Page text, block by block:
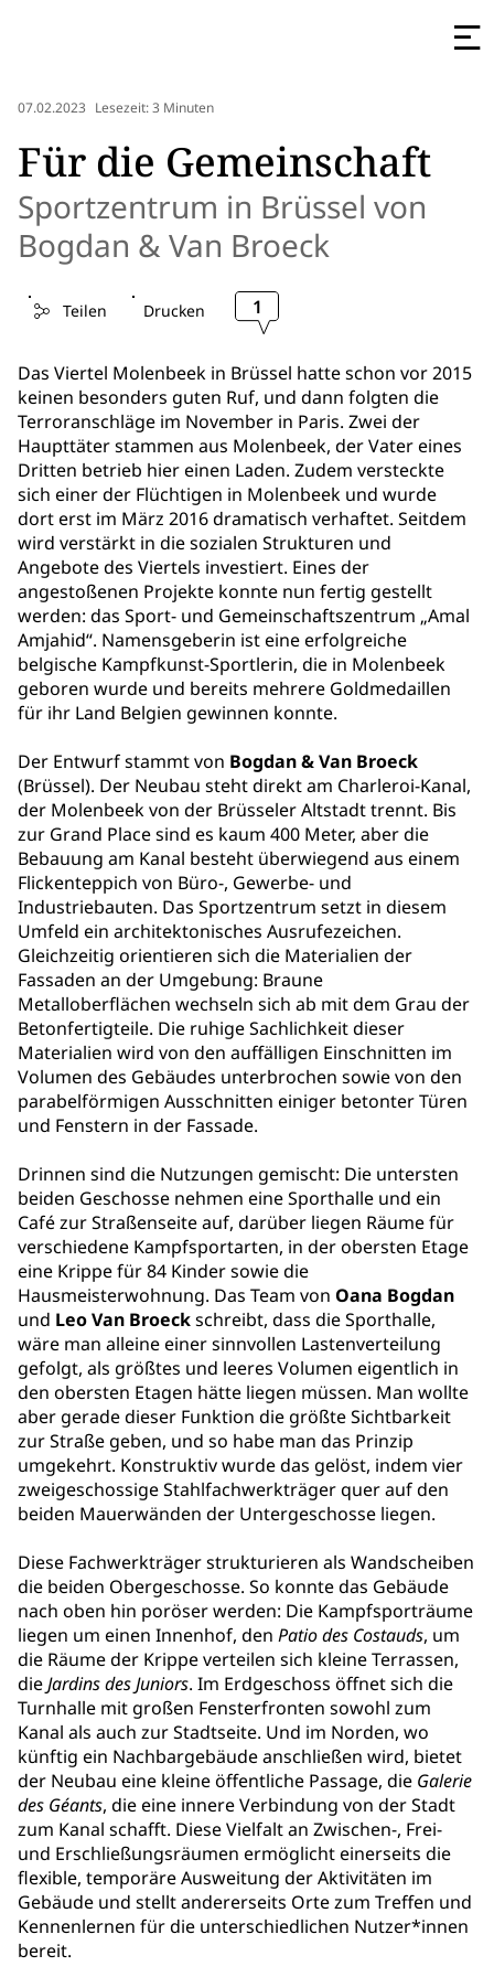
07.02.2023 Lesezeit: 3 Minuten
Für die Gemeinschaft
Sportzentrum in Brüssel von
Bogdan & Van Broeck
Teilen Drucken 1
Das Viertel Molenbeek in Brüssel hatte schon vor 2015
keinen besonders guten Ruf, und dann folgten die
Terroranschläge im November in Paris. Zwei der
Haupttäter stammen aus Molenbeek, der Vater eines
Dritten betrieb hier einen Laden. Zudem versteckte
sich einer der Flüchtigen in Molenbeek und wurde
dort erst im März 2016 dramatisch verhaftet. Seitdem
wird verstärkt in die sozialen Strukturen und
Angebote des Viertels investiert. Eines der
angestoßenen Projekte konnte nun fertig gestellt
werden: das Sport- und Gemeinschaftszentrum „Amal
Amjahid“. Namensgeberin ist eine erfolgreiche
belgische Kampfkunst-Sportlerin, die in Molenbeek
geboren wurde und bereits mehrere Goldmedaillen
für ihr Land Belgien gewinnen konnte.
Der Entwurf stammt von Bogdan & Van Broeck
(Brüssel). Der Neubau steht direkt am Charleroi-Kanal,
der Molenbeek von der Brüsseler Altstadt trennt. Bis
zur Grand Place sind es kaum 400 Meter, aber die
Bebauung am Kanal besteht überwiegend aus einem
Flickenteppich von Büro-, Gewerbe- und
Industriebauten. Das Sportzentrum setzt in diesem
Umfeld ein architektonisches Ausrufezeichen.
Gleichzeitig orientieren sich die Materialien der
Fassaden an der Umgebung: Braune
Metalloberflächen wechseln sich ab mit dem Grau der
Betonfertigteile. Die ruhige Sachlichkeit dieser
Materialien wird von den auffälligen Einschnitten im
Volumen des Gebäudes unterbrochen sowie von den
parabelförmigen Ausschnitten einiger betonter Türen
und Fenstern in der Fassade.
Drinnen sind die Nutzungen gemischt: Die untersten
beiden Geschosse nehmen eine Sporthalle und ein
Café zur Straßenseite auf, darüber liegen Räume für
verschiedene Kampfsportarten, in der obersten Etage
eine Krippe für 84 Kinder sowie die
Hausmeisterwohnung. Das Team von Oana Bogdan
und Leo Van Broeckschreibt, dass die Sporthalle,
wäre man alleine einer sinnvollen Lastenverteilung
gefolgt, als größtes und leeres Volumen eigentlich in
den obersten Etagen hätte liegen müssen. Man wollte
aber gerade dieser Funktion die größte Sichtbarkeit
zur Straße geben, und so habe man das Prinzip
umgekehrt. Konstruktiv wurde das gelöst, indem vier
zweigeschossige Stahlfachwerkträger quer auf den
beiden Mauerwänden der Untergeschosse liegen.
Diese Fachwerkträger strukturieren als Wandscheiben
die beiden Obergeschosse. So konnte das Gebäude
nach oben hin poröser werden: Die Kampfsporträume
liegen um einen Innenhof, den Patio des Costauds, um
die Räume der Krippe verteilen sich kleine Terrassen,
dieJardins des Juniors. Im Erdgeschoss öffnet sich die
Turnhalle mit großen Fensterfronten sowohl zum
Kanal als auch zur Stadtseite. Und im Norden, wo
künftig ein Nachbargebäude anschließen wird, bietet
der Neubau eine kleine öffentliche Passage, die Galerie
des Géants, die eine innere Verbindung von der Stadt
zum Kanal schafft. Diese Vielfalt an Zwischen-, Frei-
und Erschließungsräumen ermöglicht einerseits die
flexible, temporäre Ausweitung der Aktivitäten im
Gebäude und stellt andererseits Orte zum Treffen und
Kennenlernen für die unterschiedlichen Nutzer*innen
bereit.